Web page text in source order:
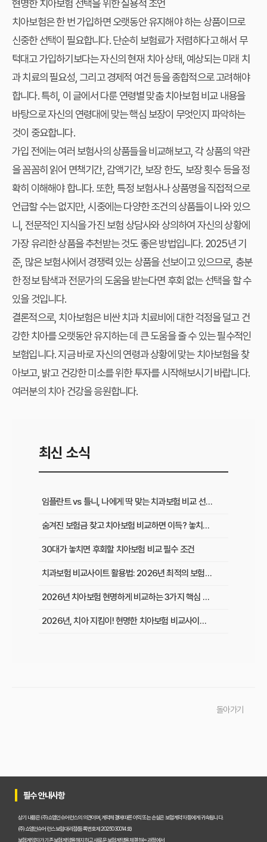
현명한 치아보험 선택을 위한 실용적 조언
치아보험은 한 번 가입하면 오랫동안 유지해야 하는 상품이므로
신중한 선택이 필요합니다. 단순히 보험료가 저렴하다고 해서 무
턱대고 가입하기보다는 자신의 현재 치아 상태, 예상되는 미래 치
과 치료의 필요성, 그리고 경제적 여건 등을 종합적으로 고려해야
합니다. 특히, 이 글에서 다룬 연령별 맞춤 치아보험 비교 내용을
바탕으로 자신의 연령대에 맞는 핵심 보장이 무엇인지 파악하는
것이 중요합니다.
가입 전에는 여러 보험사의 상품들을 비교해보고, 각 상품의 약관
을 꼼꼼히 읽어 면책기간, 감액기간, 보장 한도, 보장 횟수 등을 정
확히 이해해야 합니다. 또한, 특정 보험사나 상품명을 직접적으로
언급할 수는 없지만, 시중에는 다양한 조건의 상품들이 나와 있으
니, 전문적인 지식을 가진 보험 상담사와 상의하여 자신의 상황에
가장 유리한 상품을 추천받는 것도 좋은 방법입니다. 2025년 기
준, 많은 보험사에서 경쟁력 있는 상품을 선보이고 있으므로, 충분
한 정보 탐색과 전문가의 도움을 받는다면 후회 없는 선택을 할 수
있을 것입니다.
결론적으로, 치아보험은 비싼 치과 치료비에 대한 걱정을 덜고 건
강한 치아를 오랫동안 유지하는 데 큰 도움을 줄 수 있는 필수적인
보험입니다. 지금 바로 자신의 연령과 상황에 맞는 치아보험을 찾
아보고, 밝고 건강한 미소를 위한 투자를 시작해보시기 바랍니다.
여러분의 치아 건강을 응원합니다.
최신 소식
임플란트 vs 틀니, 나에게 딱 맞는 치과보험 비교 선택 가이드
숨겨진 보험금 찾고 치아보험 비교하면 이득? 놓치면 후회하는 꿀팁
30대가 놓치면 후회할 치아보험 비교 필수 조건
치과보험 비교사이트 활용법: 2026년 최적의 보험 똑똑하게 선택하는 방법
2026년 치아보험 현명하게 비교하는 3가지 핵심 전략
2026년, 치아 지킴이! 현명한 치아보험 비교사이트 선택 노하우
돌아가기
필수 안내사항
상기 내용은 (주)쇼엠인슈어런스의 의견이며, 계약체결에 따른 이익 또는 손실은 보험계약자 등에게 귀속됩니다.
(주)쇼엠인슈어런스 보험대리점(등록번호 제2025030014호)
보험계약자가 기존 보험계약을 해지하고 새로운 보험계약을 체결하는 과정에서